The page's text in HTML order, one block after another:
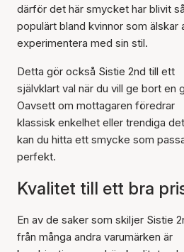
därför det här smycket har blivit så
populärt bland kvinnor som älskar
experimentera med sin stil.
Detta gör också Sistie 2nd till ett
självklart val när du vill ge bort en
Oavsett om mottagaren föredrar
klassisk enkelhet eller trendiga
kan du hitta ett smycke som
perfekt.
Kvalitet till ett bra
En av de saker som skiljer Sistie
från många andra varumärken är